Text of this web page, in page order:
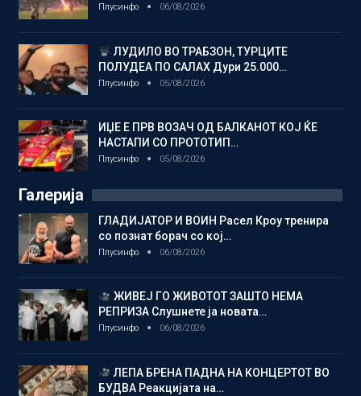
Плусинфо 06/08/2026
ЛУДИЛО ВО ТРАБЗОН, ТУРЦИТЕ
ПОЛУДЕА ПО САЛАХ Дури 25.000…
Плусинфо 05/08/2026
ИЏЕ Е ПРВ ВОЗАЧ ОД БАЛКАНОТ КОЈ ЌЕ
НАСТАПИ СО ПРОТОТИП…
Плусинфо 05/08/2026
Галерија
ГЛАДИЈАТОР И ВОИН Расел Кроу тренира
со познат борач со кој…
Плусинфо 06/08/2026
ЖИВЕЈ ГО ЖИВОТОТ ЗАШТО НЕМА
РЕПРИЗА Слушнете ја новата…
Плусинфо 06/08/2026
ЛЕПА БРЕНА ПАДНА НА КОНЦЕРТОТ ВО
БУДВА Реакцијата на…